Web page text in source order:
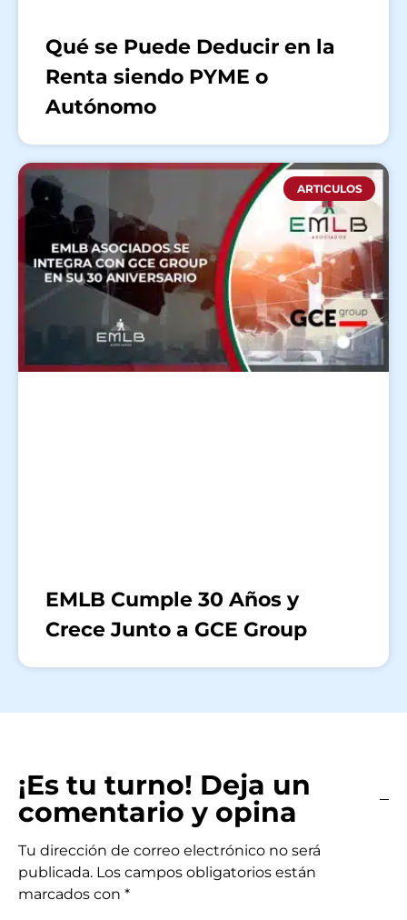
Qué se Puede Deducir en la
Renta siendo PYME o
Autónomo
ARTICULOS
EMLB Cumple 30 Años y
Crece Junto a GCE Group
¡Es tu turno! Deja un
comentario y opina
Tu dirección de correo electrónico no será
publicada. Los campos obligatorios están
marcados con *